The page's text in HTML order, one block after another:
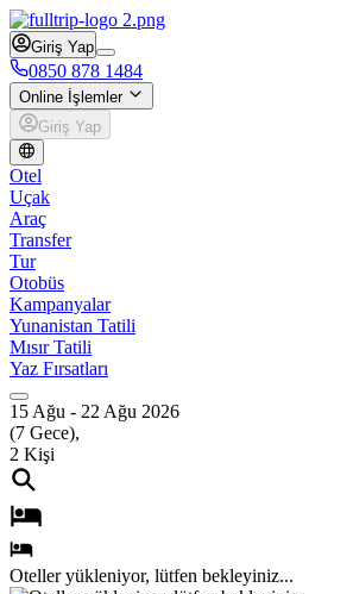
Giriş Yap
0850 878 1484
Online İşlemler
Giriş Yap
Otel
Uçak
Araç
Transfer
Tur
Otobüs
Kampanyalar
Yunanistan Tatili
Mısır Tatili
Yaz Fırsatları
15 Ağu - 22 Ağu 2026
(7 Gece),
2 Kişi
Otelleryükleniyor, lütfen bekleyiniz...